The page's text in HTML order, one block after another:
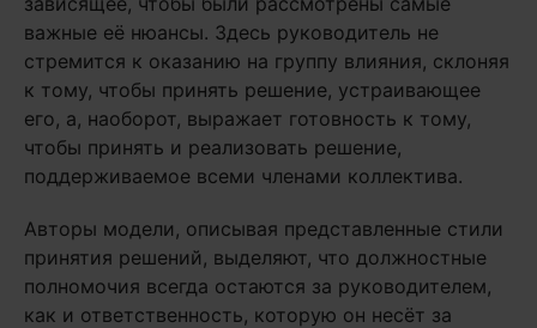
важные её нюансы. Здесь руководитель не
стремится к оказанию на группу влияния, склоняя
к тому, чтобы принять решение, устраивающее
его, а, наоборот, выражает готовность к тому,
чтобы принять и реализовать решение,
поддерживаемое всеми членами коллектива.
Авторы модели, описывая представленные стили
принятия решений, выделяют, что должностные
полномочия всегда остаются за руководителем,
как и ответственность, которую он несёт за